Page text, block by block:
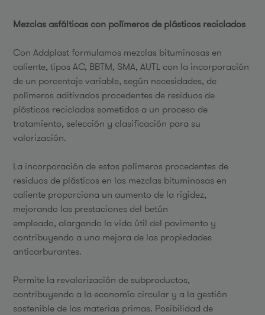
Mezclas asfálticas con polímeros de plásticos reciclados
Con Addplast formulamos mezclas bituminosas en
caliente, tipos AC, BBTM, SMA, AUTL con la incorporación
de un porcentaje variable, según necesidades, de
polímeros aditivados procedentes de residuos de
plásticos reciclados sometidos a un proceso de
tratamiento, selección y clasificación para su
valorización.
La incorporación de estos polímeros procedentes de
residuos de plásticos en las mezclas bituminosas en
caliente proporciona un aumento de la rigidez,
mejorando las prestaciones del betún
empleado, alargando la vida útil del pavimento y
contribuyendo a una mejora de las propiedades
anticarburantes.
Permite la revalorización de subproductos,
contribuyendo a la economía circular y a la gestión
sostenible de las materias primas. Posibilidad de